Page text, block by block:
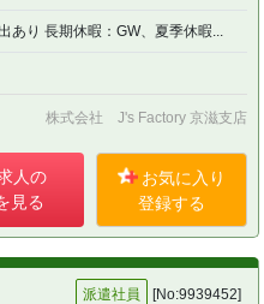
あり 長期休暇：GW、夏季休暇...
株式会社 J's Factory 京滋支店
人の
見る
お気に入り
登録する
派遣社員 [No:9939452]